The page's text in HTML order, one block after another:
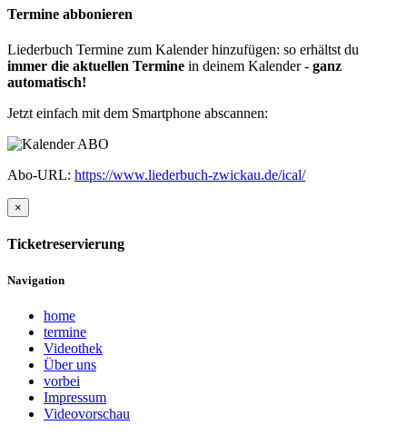
Termine abbonieren
Liederbuch Termine zum Kalender hinzufügen: so erhältst du
immer die aktuellen Termine in deinem Kalender - ganz
automatisch!
Jetzt einfach mit dem Smartphone abscannen:
Abo-URL: https://www.liederbuch-zwickau.de/ical/
×
Ticketreservierung
Navigation
home
termine
Videothek
Über uns
vorbei
Impressum
Videovorschau